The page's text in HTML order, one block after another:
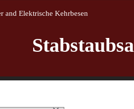
and Elektrische Kehrbesen